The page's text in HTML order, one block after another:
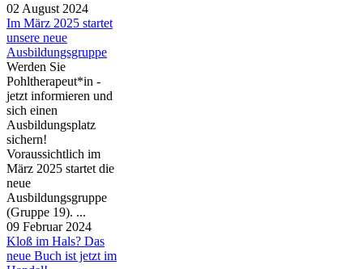
02 August 2024
Im März 2025 startet
unsere neue
Ausbildungsgruppe
Werden Sie
Pohltherapeut*in -
jetzt informieren und
sich einen
Ausbildungsplatz
sichern!
Voraussichtlich im
März 2025 startet die
neue
Ausbildungsgruppe
(Gruppe 19). ...
09 Februar 2024
Kloß im Hals? Das
neue Buch ist jetzt im